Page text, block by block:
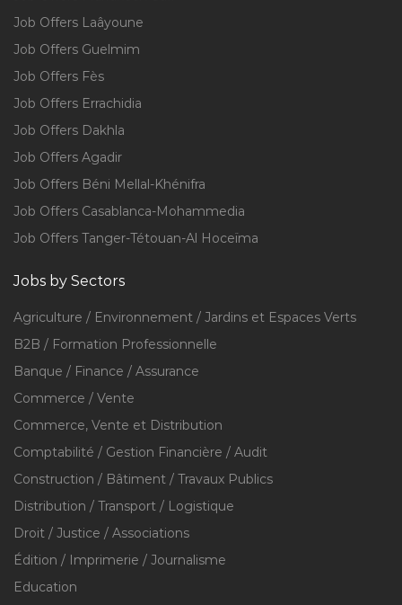
Job Offers Laâyoune
Job Offers Guelmim
Job Offers Fès
Job Offers Errachidia
Job Offers Dakhla
Job Offers Agadir
Job Offers Béni Mellal-Khénifra
Job Offers Casablanca-Mohammedia
Job Offers Tanger-Tétouan-Al Hoceïma
Jobs by Sectors
Agriculture / Environnement / Jardins et Espaces Verts
B2B / Formation Professionnelle
Banque / Finance / Assurance
Commerce / Vente
Commerce, Vente et Distribution
Comptabilité / Gestion Financière / Audit
Construction / Bâtiment / Travaux Publics
Distribution / Transport / Logistique
Droit / Justice / Associations
Édition / Imprimerie / Journalisme
Education